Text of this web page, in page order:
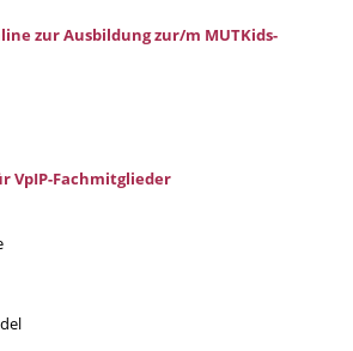
zur Ausbildung zur/m MUTKids-
VpIP-Fachmitglieder